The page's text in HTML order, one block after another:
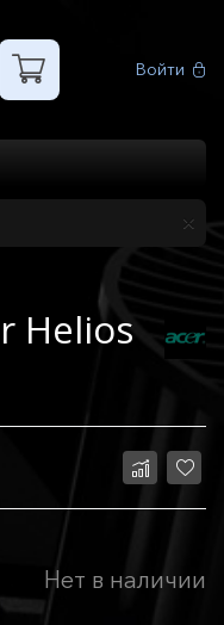
Войти
Helios
Нет в наличии